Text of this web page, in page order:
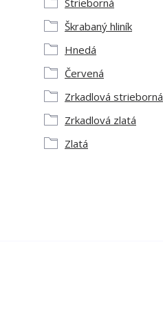
Strieborná
Škrabaný hliník
Hnedá
Červená
Zrkadlová strieborná
Zrkadlová zlatá
Zlatá